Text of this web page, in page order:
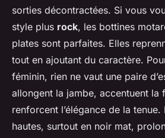
sorties décontractées. Si vous
style plus rock, les bottines
plates sont parfaites. Elles
tout en ajoutant du caractère.
féminin, rien ne vaut une paire
allongent la jambe, accentuent la
renforcent l’élégance de la
hautes, surtout en noir mat,